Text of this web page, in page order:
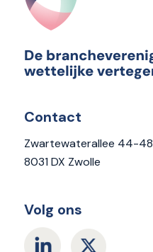
Contact
Zwartewaterallee 44-48
8031 DX Zwolle
Volg ons